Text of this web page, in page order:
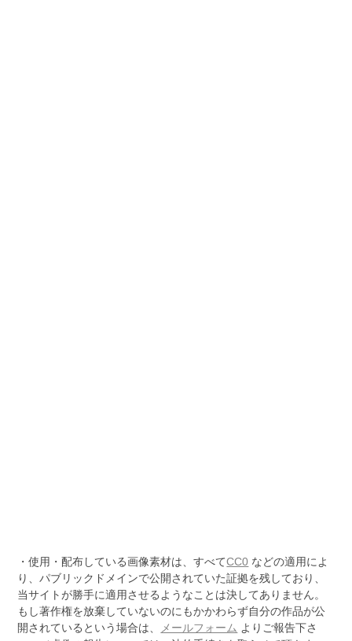
・使用・配布している画像素材は、すべてCC0 などの適用によ
り、パブリックドメインで公開されていた証拠を残しており、
当サイトが勝手に適用させるようなことは決してありません。
もし著作権を放棄していないのにもかかわらず自分の作品が公
開されているという場合は、 メールフォーム よりご報告下さ